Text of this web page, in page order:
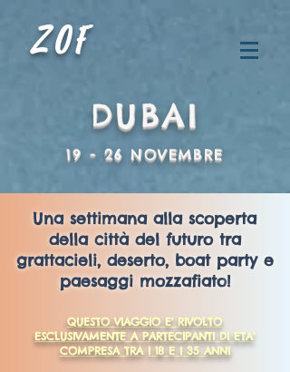
ZOF
DUBAI
19 - 26 NOVEMBRE
Una settimana alla scoperta
della città del futuro tra
grattacieli, deserto, boat party e
paesaggi mozzafiato!
QUESTO VIAGGIO E' RIVOLTO
ESCLUSIVAMENTE A PARTECIPANTI DI ETA'
COMPRESA TRA I 18 E I 35 ANNI